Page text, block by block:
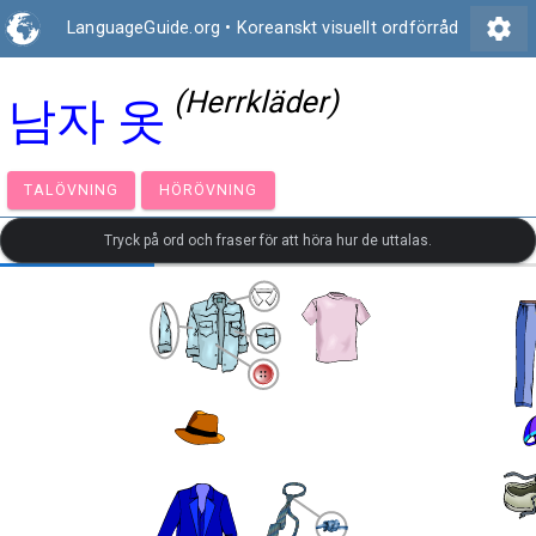
LanguageGuide.org • Koreanskt visuellt ordförråd settings
남자 옷 (Herrkläder)
TALÖVNING HÖRÖVNING
Tryck på ord och fraser för att höra hur de uttalas.